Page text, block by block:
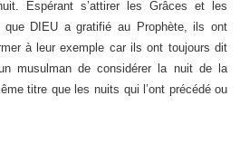
Espérant s’attirer les Grâces et les
que DIEU a gratifié au Prophète, ils ont
à leur exemple car ils ont toujours dit
musulman de considérer la nuit de la
titre que les nuits qui l’ont précédé ou